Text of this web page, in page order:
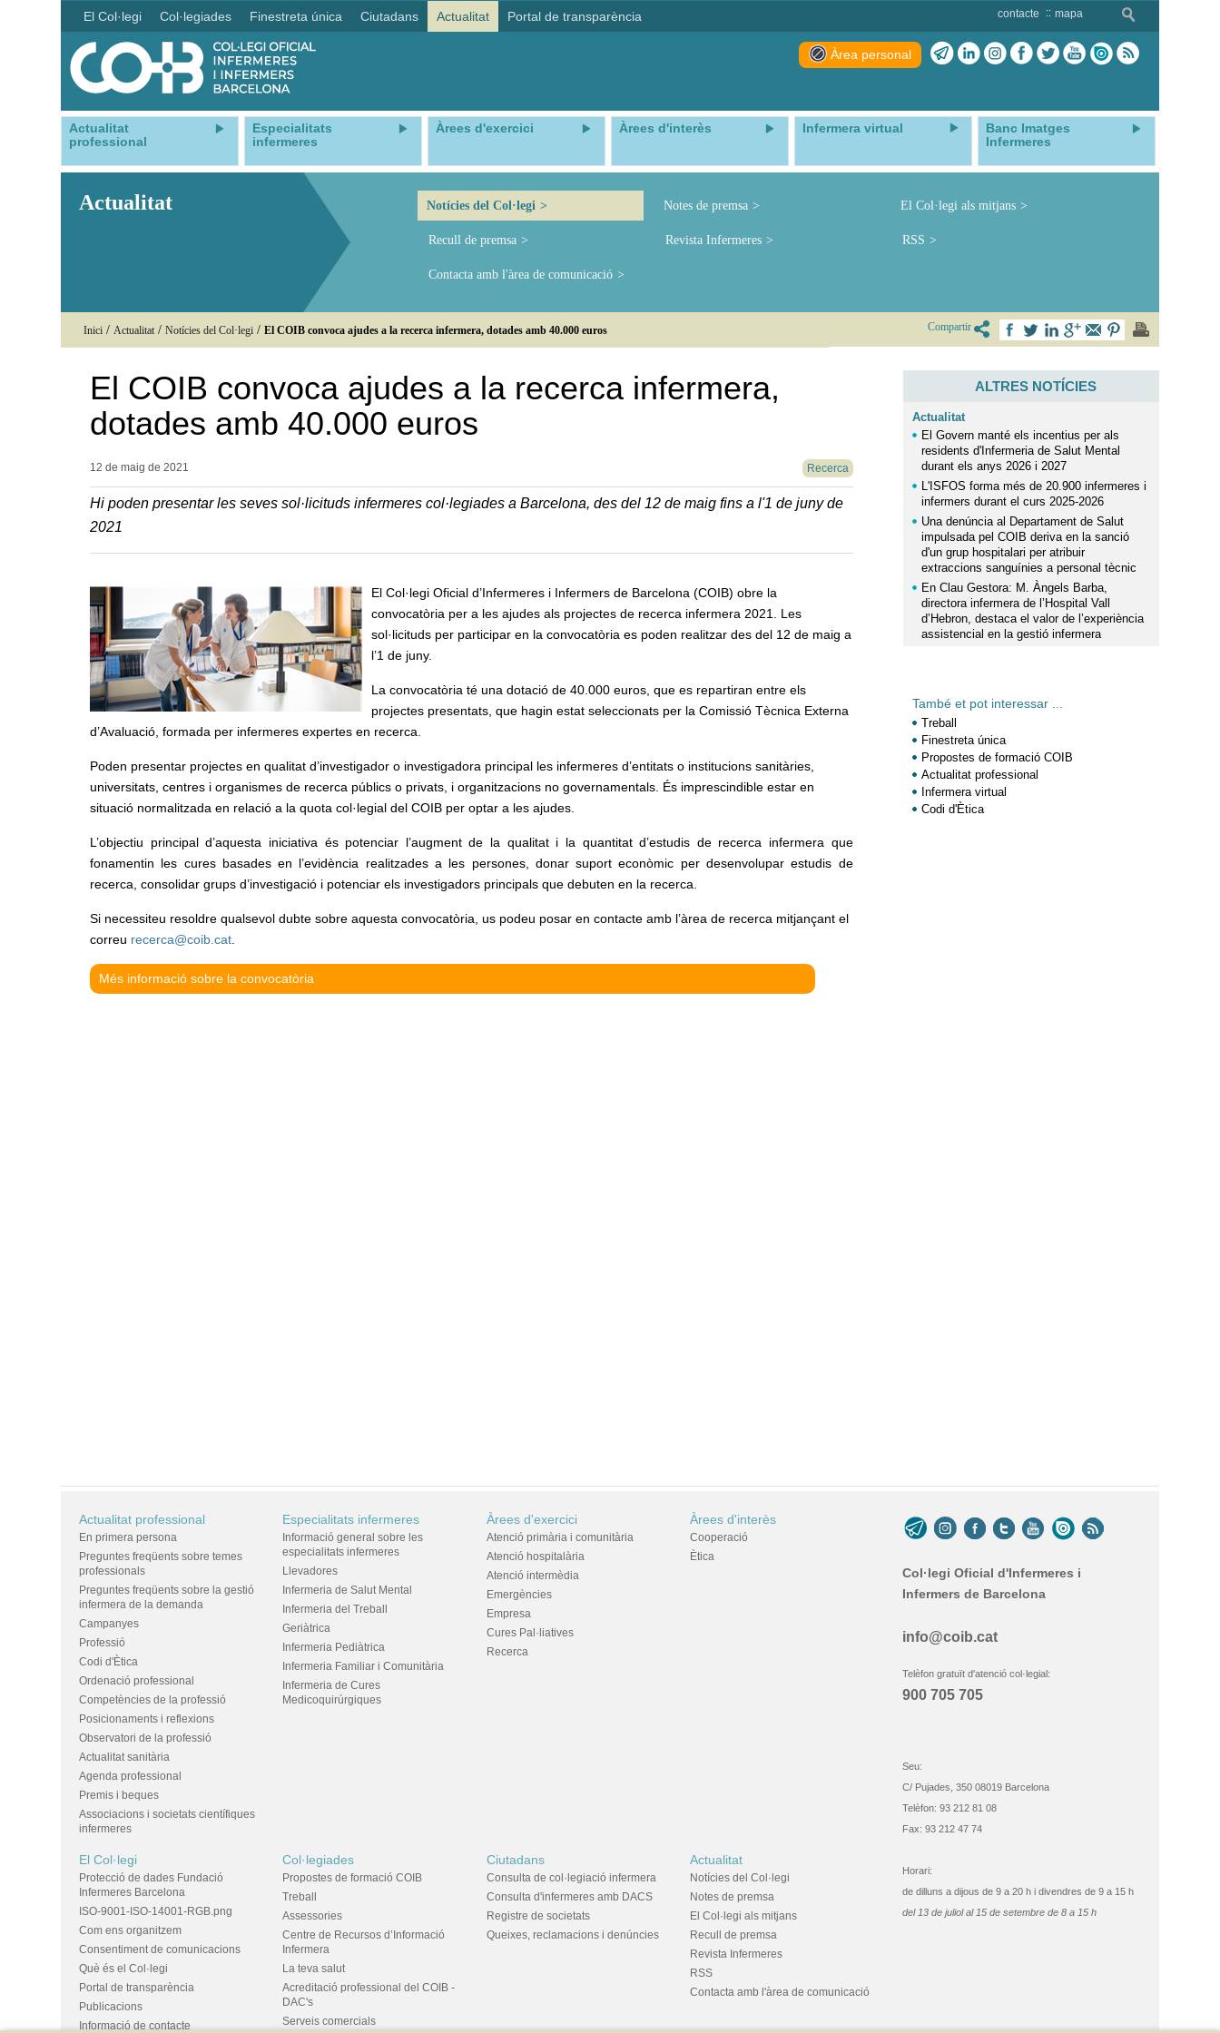
El Col·legi Col·legiades Finestreta única Ciutadans Actualitat Portal de transparència contacte mapa
Àrea personal
Actualitat
professional
Especialitats
infermeres
Àrees d'exercici Àrees d'interès Infermera virtual
Banc Imatges
Infermeres
Actualitat Notícies del Col·legi Notes de premsa El Col·legi als mitjans
Recull de premsa Revista Infermeres RSS
Contacta amb l'àrea de comunicació
Inici / Actualitat / Notícies del Col·legi / El COIB convoca ajudes a la recerca infermera, dotades amb 40.000 euros Compartir
El COIB convoca ajudes a la recerca infermera,
dotades amb 40.000 euros
12 de maig de 2021 Recerca
Hi poden presentar les seves sol·licituds infermeres col·legiades a Barcelona, des del 12 de maig fins a l'1 de juny de
2021
El Col·legi Oficial d’Infermeres i Infermers de Barcelona (COIB) obre la
convocatòria per a les ajudes als projectes de recerca infermera 2021. Les
sol·licituds per participar en la convocatòria es poden realitzar des del 12 de maig a
l’1 de juny.
La convocatòria té una dotació de 40.000 euros, que es repartiran entre els
projectes presentats, que hagin estat seleccionats per la Comissió Tècnica Externa
d’Avaluació, formada per infermeres expertes en recerca.
Poden presentar projectes en qualitat d’investigador o investigadora principal les infermeres d’entitats o institucions sanitàries,
universitats, centres i organismes de recerca públics o privats, i organitzacions no governamentals. És imprescindible estar en
situació normalitzada en relació a la quota col·legial del COIB per optar a les ajudes.
L’objectiu principal d’aquesta iniciativa és potenciar l’augment de la qualitat i la quantitat d’estudis de recerca infermera que
fonamentin les cures basades en l’evidència realitzades a les persones, donar suport econòmic per desenvolupar estudis de
recerca, consolidar grups d’investigació i potenciar els investigadors principals que debuten en la recerca.
Si necessiteu resoldre qualsevol dubte sobre aquesta convocatòria, us podeu posar en contacte amb l’àrea de recerca mitjançant el
correu recerca@coib.cat
Més informació sobre la convocatòria
ALTRES NOTÍCIES
Actualitat
El Govern manté els incentius per als
residents d'Infermeria de Salut Mental
durant els anys 2026 i 2027
L'ISFOS forma més de 20.900 infermeres i
infermers durant el curs 2025-2026
Una denúncia al Departament de Salut
impulsada pel COIB deriva en la sanció
d'un grup hospitalari per atribuir
extraccions sanguínies a personal tècnic
En Clau Gestora: M. Àngels Barba,
directora infermera de l’Hospital Vall
d’Hebron, destaca el valor de l’experiència
assistencial en la gestió infermera
També et pot interessar ...
Treball
Finestreta única
Propostes de formació COIB
Actualitat professional
Infermera virtual
Codi d'Ètica
Actualitat professional
En primera persona
Preguntes freqüents sobre temes
professionals
Preguntes freqüents sobre la gestió
infermera de la demanda
Campanyes
Professió
Codi d'Ètica
Ordenació professional
Competències de la professió
Posicionaments i reflexions
Observatori de la professió
Actualitat sanitària
Agenda professional
Premis i beques
Associacions i societats científiques
infermeres
Especialitats infermeres
Informació general sobre les
especialitats infermeres
Llevadores
Infermeria de Salut Mental
Infermeria del Treball
Geriàtrica
Infermeria Pediàtrica
Infermeria Familiar i Comunitària
Infermeria de Cures
Medicoquirúrgiques
Àrees d'exercici
Atenció primària i comunitària
Atenció hospitalària
Atenció intermèdia
Emergències
Empresa
Cures Pal·liatives
Recerca
Àrees d'interès
Cooperació
Ètica
El Col·legi
Protecció de dades Fundació
Infermeres Barcelona
ISO-9001-ISO-14001-RGB.png
Com ens organitzem
Consentiment de comunicacions
Què és el Col·legi
Portal de transparència
Publicacions
Informació de contacte
Col·legiades
Propostes de formació COIB
Treball
Assessories
Centre de Recursos d’Informació
Infermera
La teva salut
Acreditació professional del COIB -
DAC's
Serveis comercials
Ciutadans
Consulta de col·legiació infermera
Consulta d'infermeres amb DACS
Registre de societats
Queixes, reclamacions i denúncies
Actualitat
Notícies del Col·legi
Notes de premsa
El Col·legi als mitjans
Recull de premsa
Revista Infermeres
RSS
Contacta amb l'àrea de comunicació
Col·legi Oficial d'Infermeres i
Infermers de Barcelona
info@coib.cat
Telèfon gratuït d'atenció col·legial:
900 705 705
Seu:
C/ Pujades, 350 08019 Barcelona
Telèfon: 93 212 81 08
Fax: 93 212 47 74
Horari:
de dilluns a dijous de 9 a 20 h i divendres de 9 a 15 h
del 13 de juliol al 15 de setembre de 8 a 15 h